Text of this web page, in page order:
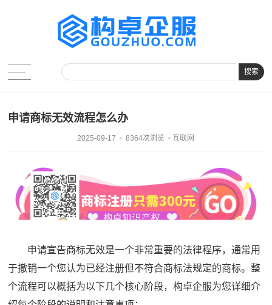
搜索
申请商标无效流程怎么办
2025-09-17 8364次浏览 互联网
申请宣告商标无效是一个非常重要的法律程序，通常用
于撤销一个您认为已经注册但不符合商标法规定的商标。整
个流程可以概括为以下几个核心阶段，构卓企服为您详细介